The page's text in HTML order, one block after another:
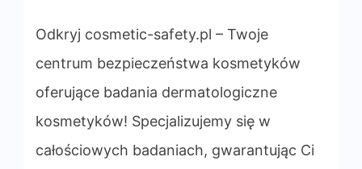
Odkryj cosmetic-safety.pl – Twoje
centrum bezpieczeństwa kosmetyków
oferujące badania dermatologiczne
kosmetyków! Specjalizujemy się w
całościowych badaniach, gwarantując Ci